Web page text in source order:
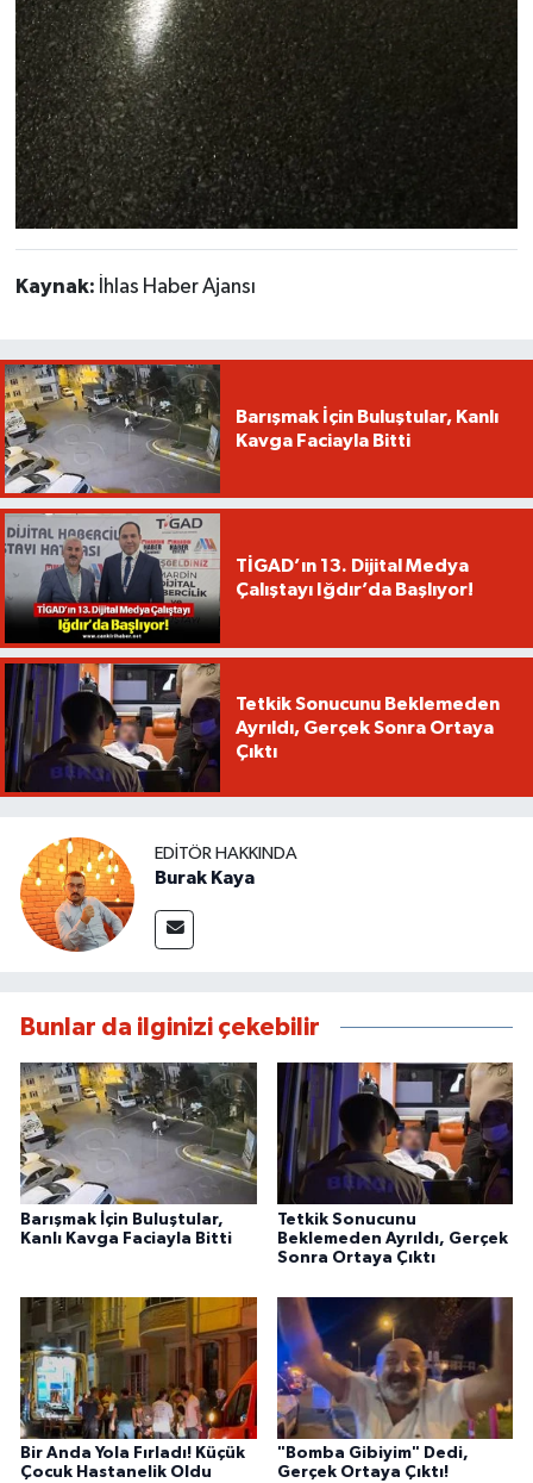
Kaynak: İhlas Haber Ajansı
Barışmak İçin Buluştular, Kanlı
Kavga Faciayla Bitti
TİGAD’ın 13. Dijital Medya
Çalıştayı Iğdır’da Başlıyor!
Tetkik Sonucunu Beklemeden
Ayrıldı, Gerçek Sonra Ortaya
Çıktı
EDITÖR HAKKINDA
Burak Kaya
Bunlar da ilginizi çekebilir
Barışmak İçin Buluştular,
Kanlı Kavga Faciayla Bitti
Tetkik Sonucunu
Beklemeden Ayrıldı, Gerçek
Sonra Ortaya Çıktı
Bir Anda Yola Fırladı! Küçük
Çocuk Hastanelik Oldu
"Bomba Gibiyim" Dedi,
Gerçek Ortaya Çıktı!